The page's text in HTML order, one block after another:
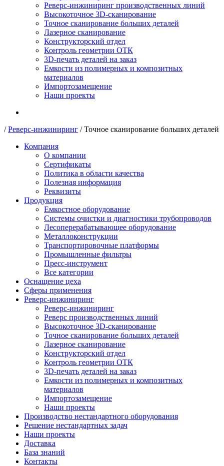
Реверс-инжиниринг производственных линий
Высокоточное 3D-сканирование
Точное сканирование больших деталей
Лазерное сканирование
Конструкторский отдел
Контроль геометрии ОТК
3D-печать деталей на заказ
Емкости из полимерных и композитных
материалов
Импортозамещение
Наши проекты
/Реверс-инжиниринг /Точное сканирование больших деталей
Компания
О компании
Сертификаты
Политика в области качества
Полезная информация
Реквизиты
Продукция
Емкостное оборудование
Системы очистки и диагностики трубопроводов
Лесоперерабатывающее оборудование
Металлоконструкции
Транспортировочные платформы
Промышленные фильтры
Пресс-инструмент
Все категории
Оснащение цеха
Сферы применения
Реверс-инжиниринг
Реверс-инжиниринг
Реверс производственных линий
Высокоточное 3D-сканирование
Точное сканирование больших деталей
Лазерное сканирование
Конструкторский отдел
Контроль геометрии ОТК
3D-печать деталей на заказ
Емкости из полимерных и композитных
материалов
Импортозамещение
Наши проекты
Производство нестандартного оборудования
Решение нестандартных задач
Наши проекты
Доставка
База знаний
Контакты